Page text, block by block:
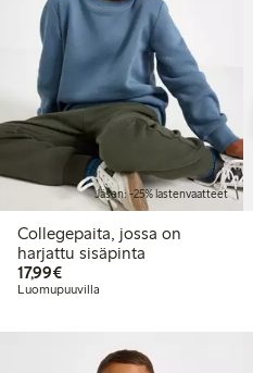
Jäsen: -25% lastenvaatteet
Collegepaita, jossa on
harjattu sisäpinta
17,99€17,99 €
Luomupuuvilla